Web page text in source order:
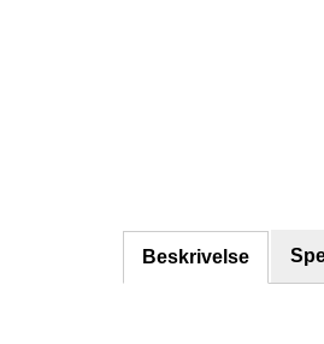
Beskrivelse